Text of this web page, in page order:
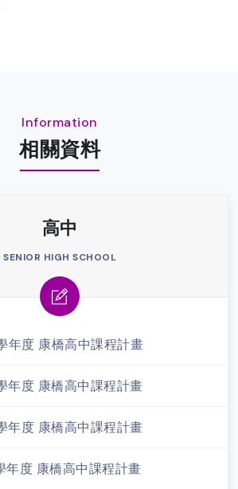
Information
相關資料
高中
SENIOR HIGH SCHOOL
年度 康橋高中課程計畫
年度 康橋高中課程計畫
年度 康橋高中課程計畫
年度 康橋高中課程計畫